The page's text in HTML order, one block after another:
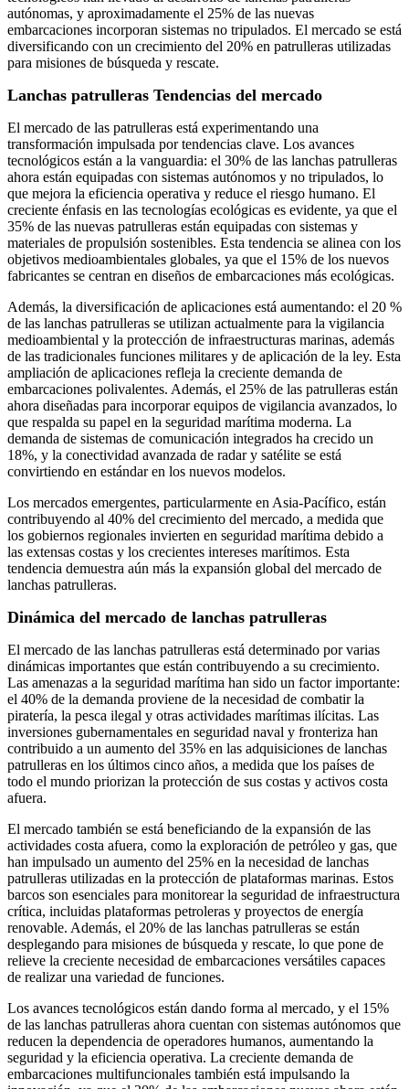
autónomas, y aproximadamente el 25% de las nuevas
embarcaciones incorporan sistemas no tripulados. El mercado se está
diversificando con un crecimiento del 20% en patrulleras utilizadas
para misiones de búsqueda y rescate.
Lanchas patrulleras Tendencias del mercado
El mercado de las patrulleras está experimentando una
transformación impulsada por tendencias clave. Los avances
tecnológicos están a la vanguardia: el 30% de las lanchas patrulleras
ahora están equipadas con sistemas autónomos y no tripulados, lo
que mejora la eficiencia operativa y reduce el riesgo humano. El
creciente énfasis en las tecnologías ecológicas es evidente, ya que el
35% de las nuevas patrulleras están equipadas con sistemas y
materiales de propulsión sostenibles. Esta tendencia se alinea con los
objetivos medioambientales globales, ya que el 15% de los nuevos
fabricantes se centran en diseños de embarcaciones más ecológicas.
Además, la diversificación de aplicaciones está aumentando: el 20 %
de las lanchas patrulleras se utilizan actualmente para la vigilancia
medioambiental y la protección de infraestructuras marinas, además
de las tradicionales funciones militares y de aplicación de la ley. Esta
ampliación de aplicaciones refleja la creciente demanda de
embarcaciones polivalentes. Además, el 25% de las patrulleras están
ahora diseñadas para incorporar equipos de vigilancia avanzados, lo
que respalda su papel en la seguridad marítima moderna. La
demanda de sistemas de comunicación integrados ha crecido un
18%, y la conectividad avanzada de radar y satélite se está
convirtiendo en estándar en los nuevos modelos.
Los mercados emergentes, particularmente en Asia-Pacífico, están
contribuyendo al 40% del crecimiento del mercado, a medida que
los gobiernos regionales invierten en seguridad marítima debido a
las extensas costas y los crecientes intereses marítimos. Esta
tendencia demuestra aún más la expansión global del mercado de
lanchas patrulleras.
Dinámica del mercado de lanchas patrulleras
El mercado de las lanchas patrulleras está determinado por varias
dinámicas importantes que están contribuyendo a su crecimiento.
Las amenazas a la seguridad marítima han sido un factor importante:
el 40% de la demanda proviene de la necesidad de combatir la
piratería, la pesca ilegal y otras actividades marítimas ilícitas. Las
inversiones gubernamentales en seguridad naval y fronteriza han
contribuido a un aumento del 35% en las adquisiciones de lanchas
patrulleras en los últimos cinco años, a medida que los países de
todo el mundo priorizan la protección de sus costas y activos costa
afuera.
El mercado también se está beneficiando de la expansión de las
actividades costa afuera, como la exploración de petróleo y gas, que
han impulsado un aumento del 25% en la necesidad de lanchas
patrulleras utilizadas en la protección de plataformas marinas. Estos
barcos son esenciales para monitorear la seguridad de infraestructura
crítica, incluidas plataformas petroleras y proyectos de energía
renovable. Además, el 20% de las lanchas patrulleras se están
desplegando para misiones de búsqueda y rescate, lo que pone de
relieve la creciente necesidad de embarcaciones versátiles capaces
de realizar una variedad de funciones.
Los avances tecnológicos están dando forma al mercado, y el 15%
de las lanchas patrulleras ahora cuentan con sistemas autónomos que
reducen la dependencia de operadores humanos, aumentando la
seguridad y la eficiencia operativa. La creciente demanda de
embarcaciones multifuncionales también está impulsando la